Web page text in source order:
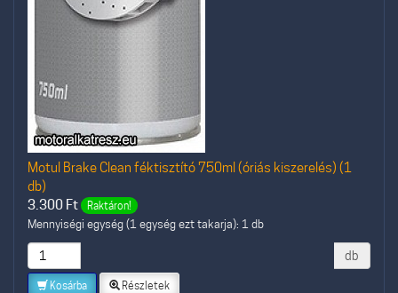
Motul Brake Clean féktisztító 750ml (óriás kiszerelés) (1
db)
3.300 Ft Raktáron!
Mennyiségi egység (1 egység ezt takarja): 1 db
db
Kosárba Részletek